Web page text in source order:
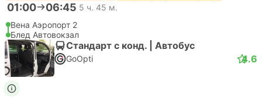
01:00 06:45 5 ч. 45 м.
Вена Аэропорт 2
Блед Автовокзал
Стандарт с конд. | Автобус
GoOpti 4.6